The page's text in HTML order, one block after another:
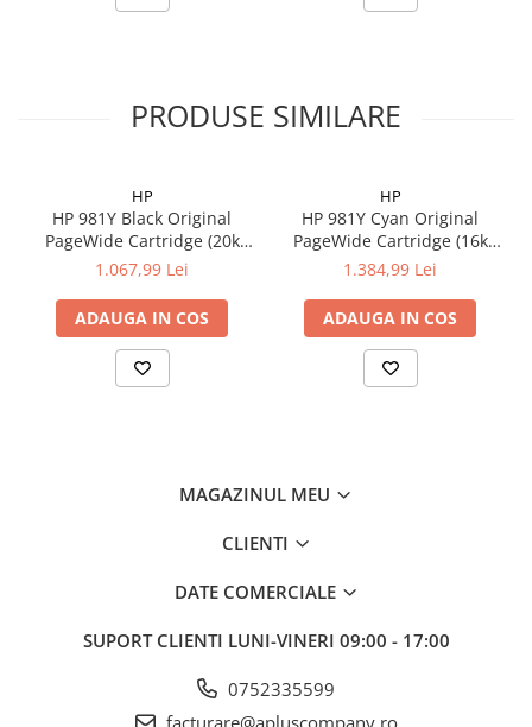
PRODUSE SIMILARE
HP
HP 981Y Black Original
PageWide Cartridge (20k
pag)
1.067,99 Lei
ADAUGA IN COS
HP
HP 981Y Cyan Original
PageWide Cartridge (16k
pag)
1.384,99 Lei
ADAUGA IN COS
MAGAZINUL MEU
CLIENTI
DATE COMERCIALE
SUPORT CLIENTI LUNI-VINERI 09:00 - 17:00
0752335599
facturare@apluscompany.ro